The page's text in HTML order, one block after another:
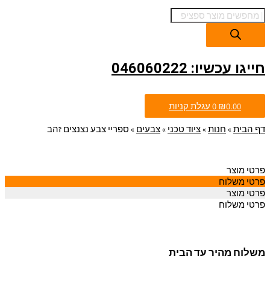
חייגו עכשיו: 046060222
₪0.00
0 עגלת קניות
דף הבית» חנות»ציוד טכני »צבעים » ספריי צבע נצנצים זהב
פרטי מוצר
פרטי משלוח
פרטי מוצר
פרטי משלוח
משלוח מהיר עד הבית